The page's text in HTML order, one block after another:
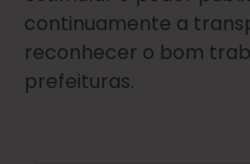
continuamente a
reconhecer o bom
prefeituras.